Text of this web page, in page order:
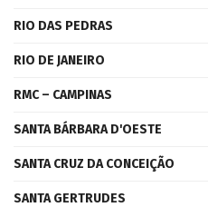
RIO DAS PEDRAS
RIO DE JANEIRO
RMC – CAMPINAS
SANTA BÁRBARA D'OESTE
SANTA CRUZ DA CONCEIÇÃO
SANTA GERTRUDES